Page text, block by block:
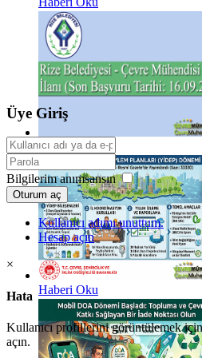
Haberi Oku
Haberi Oku
Üye Giriş
Bilgilerim anımsansın
Oturum aç
Kullanıcı adımı unuttum.
Hesap açın
×
Hata
Kullanıcı profillerini görüntülemek
açın.